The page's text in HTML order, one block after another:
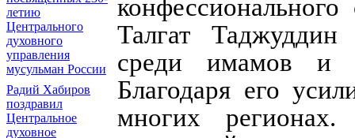
летию
Центрального
духовного
управления
мусульман России
Радий Хабиров
поздравил
Центральное
духовное
Талгат Таджуддин
среди имамов и
Благодаря его
многих